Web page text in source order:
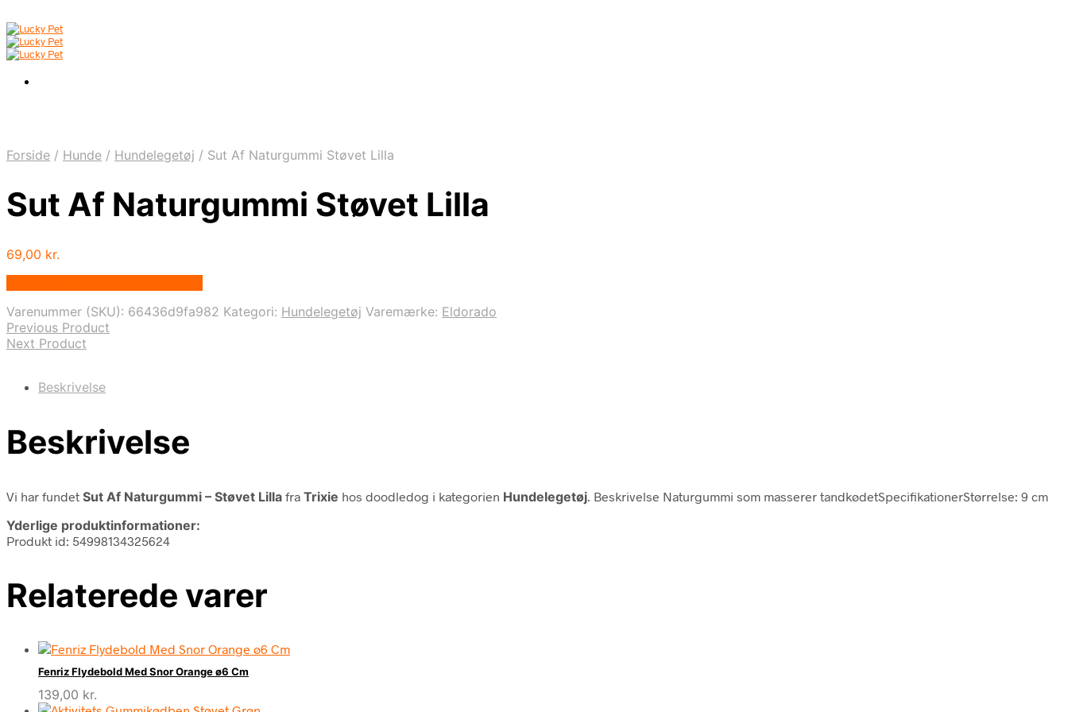
Forside / Hunde / Hundelegetøj / Sut Af Naturgummi Støvet Lilla
Sut Af Naturgummi Støvet Lilla
69,00 kr.
Varenummer (SKU): 66436d9fa982 Kategori: Hundelegetøj Varemærke: Eldorado
Previous Product
Next Product
Beskrivelse
Beskrivelse
Vi har fundet Sut Af Naturgummi – Støvet Lilla fra Trixie hos doodledog i kategorien Hundelegetøj . Beskrivelse Naturgummi som masserer tandkødetSpecifikationerStørrelse: 9 cm
Yderlige produktinformationer:
Produkt id: 54998134325624
Relaterede varer
Fenriz Flydebold Med Snor Orange ø6 Cm
139,00 kr.